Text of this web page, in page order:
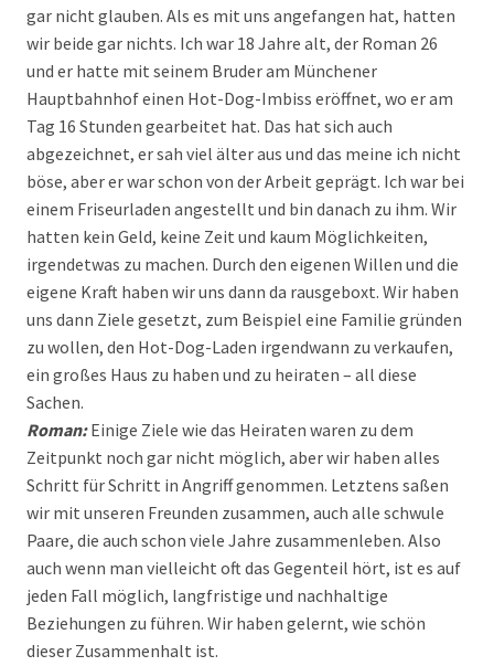
gar nicht glauben. Als es mit uns angefangen hat, hatten
wir beide gar nichts. Ich war 18 Jahre alt, der Roman 26
und er hatte mit seinem Bruder am Münchener
Hauptbahnhof einen Hot-Dog-Imbiss eröffnet, wo er am
Tag 16 Stunden gearbeitet hat. Das hat sich auch
abgezeichnet, er sah viel älter aus und das meine ich nicht
böse, aber er war schon von der Arbeit geprägt. Ich war bei
einem Friseurladen angestellt und bin danach zu ihm. Wir
hatten kein Geld, keine Zeit und kaum Möglichkeiten,
irgendetwas zu machen. Durch den eigenen Willen und die
eigene Kraft haben wir uns dann da rausgeboxt. Wir haben
uns dann Ziele gesetzt, zum Beispiel eine Familie gründen
zu wollen, den Hot-Dog-Laden irgendwann zu verkaufen,
ein großes Haus zu haben und zu heiraten – all diese
Sachen.
Roman:Einige Ziele wie das Heiraten waren zu dem
Zeitpunkt noch gar nicht möglich, aber wir haben alles
Schritt für Schritt in Angriff genommen. Letztens saßen
wir mit unseren Freunden zusammen, auch alle schwule
Paare, die auch schon viele Jahre zusammenleben. Also
auch wenn man vielleicht oft das Gegenteil hört, ist es auf
jeden Fall möglich, langfristige und nachhaltige
Beziehungen zu führen. Wir haben gelernt, wie schön
dieser Zusammenhalt ist.